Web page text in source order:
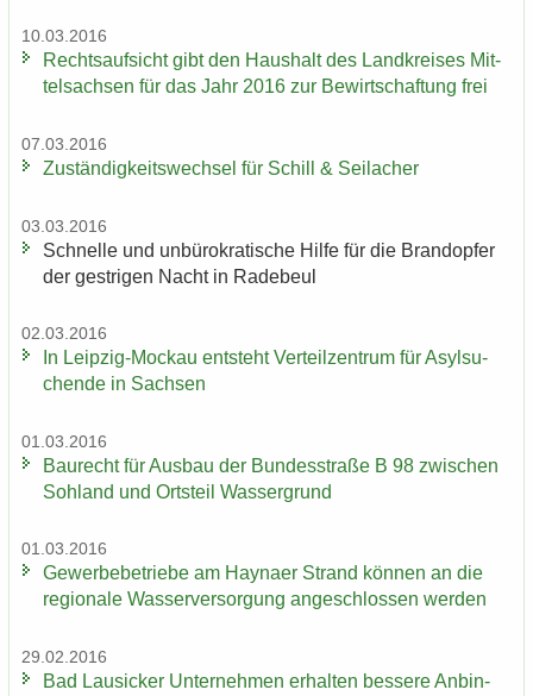
10.03.2016
Rechts­auf­sicht gibt den Haus­halt des Land­krei­ses Mit­
tel­sach­sen für das Jahr 2016 zur Be­wirt­schaf­tung frei
07.03.2016
Zu­stän­dig­keits­wech­sel für Schill & Seil­a­cher
03.03.2016
Schnel­le und un­bü­ro­kra­ti­sche Hilfe für die Brand­op­fer
der gest­ri­gen Nacht in Ra­de­beul
02.03.2016
In Leipzig-​Mockau ent­steht Ver­teil­zen­trum für Asyl­su­
chen­de in Sach­sen
01.03.2016
Bau­recht für Aus­bau der Bun­des­stra­ße B 98 zwi­schen
Soh­land und Orts­teil Was­ser­grund
01.03.2016
Ge­wer­be­be­trie­be am Hay­na­er Strand kön­nen an die
re­gio­na­le Was­ser­ver­sor­gung an­ge­schlos­sen wer­den
29.02.2016
Bad Lau­si­cker Un­ter­neh­men er­hal­ten bes­se­re An­bin­